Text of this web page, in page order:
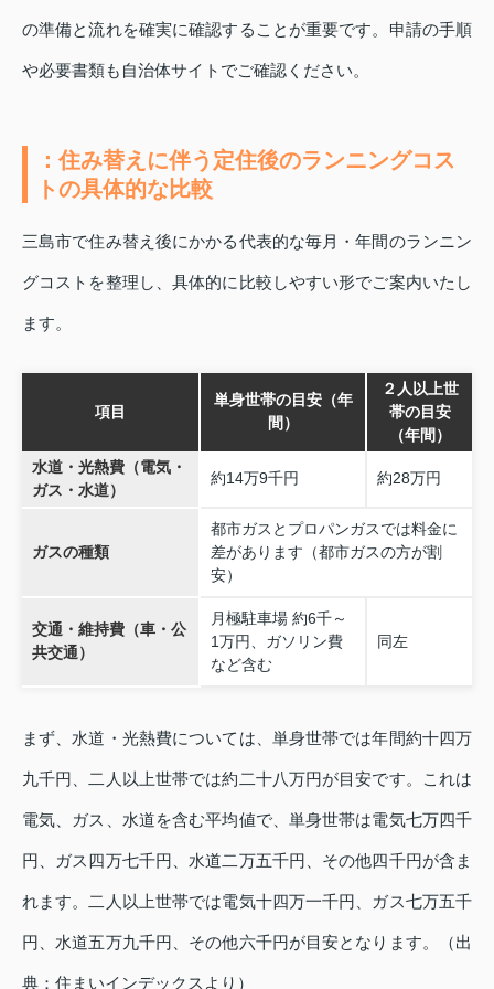
の準備と流れを確実に確認することが重要です。申請の手順
や必要書類も自治体サイトでご確認ください。
：住み替えに伴う定住後のランニングコス
トの具体的な比較
三島市で住み替え後にかかる代表的な毎月・年間のランニン
グコストを整理し、具体的に比較しやすい形でご案内いたし
ます。
項目
単身世帯の目安（年
間）
２人以上世
帯の目安
（年間）
水道・光熱費（電気・
ガス・水道）
約14万9千円 約28万円
ガスの種類
都市ガスとプロパンガスでは料金に
差があります（都市ガスの方が割
安）
交通・維持費（車・公
共交通）
月極駐車場 約6千～
1万円、ガソリン費
など含む
同左
まず、水道・光熱費については、単身世帯では年間約十四万
九千円、二人以上世帯では約二十八万円が目安です。これは
電気、ガス、水道を含む平均値で、単身世帯は電気七万四千
円、ガス四万七千円、水道二万五千円、その他四千円が含ま
れます。二人以上世帯では電気十四万一千円、ガス七万五千
円、水道五万九千円、その他六千円が目安となります。（出
典：住まいインデックスより）